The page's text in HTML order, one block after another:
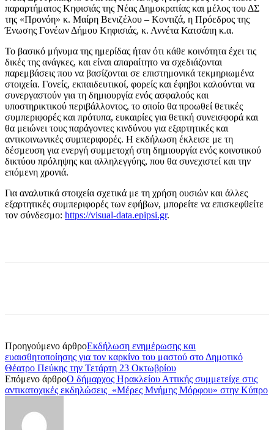
παραρτήματος Κηφισιάς της Νέας Δημοκρατίας και μέλος του ΔΣ
της «Προνόη» κ. Μαίρη Βενιζέλου – Κοντιζά, η Πρόεδρος της
Ένωσης Γονέων Δήμου Κηφισιάς, κ. Αννέτα Κατσάπη κ.α.
Το βασικό μήνυμα της ημερίδας ήταν ότι κάθε κοινότητα έχει τις
δικές της ανάγκες, και είναι απαραίτητο να σχεδιάζονται
παρεμβάσεις που να βασίζονται σε επιστημονικά τεκμηριωμένα
στοιχεία. Γονείς, εκπαιδευτικοί, φορείς και έφηβοι καλούνται να
συνεργαστούν για τη δημιουργία ενός ασφαλούς και
υποστηρικτικού περιβάλλοντος, το οποίο θα προωθεί θετικές
συμπεριφορές και πρότυπα, ευκαιρίες για θετική συνεισφορά και
θα μειώνει τους παράγοντες κινδύνου για εξαρτητικές και
αντικοινωνικές συμπεριφορές. Η εκδήλωση έκλεισε με τη
δέσμευση για ενεργή συμμετοχή στη δημιουργία ενός κοινοτικού
δικτύου πρόληψης και αλληλεγγύης, που θα συνεχιστεί και την
επόμενη χρονιά.
Για αναλυτικά στοιχεία σχετικά με τη χρήση ουσιών και άλλες
εξαρτητικές συμπεριφορές των εφήβων, μπορείτε να επισκεφθείτε
τον σύνδεσμο: https://visual-data.epipsi.gr.
Προηγούμενο άρθροΕκδήλωση ενημέρωσης και
ευαισθητοποίησης για τον καρκίνο του μαστού στο Δημοτικό
Θέατρο Πεύκης την Τετάρτη 23 Οκτωβρίου
Επόμενο άρθροΟ δήμαρχος Ηρακλείου Αττικής συμμετείχε στις
αντικατοχικές εκδηλώσεις «Μέρες Μνήμης Μόρφου» στην Κύπρο